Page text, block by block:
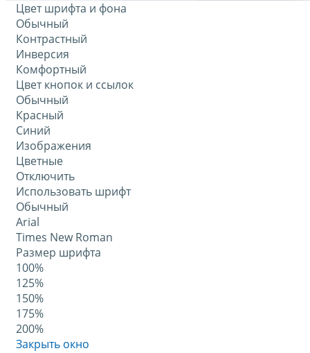
Цвет шрифта и фона
Обычный
Контрастный
Инверсия
Комфортный
Цвет кнопок и ссылок
Обычный
Красный
Синий
Изображения
Цветные
Отключить
Использовать шрифт
Обычный
Arial
Times New Roman
Размер шрифта
100%
125%
150%
175%
200%
Закрыть окно